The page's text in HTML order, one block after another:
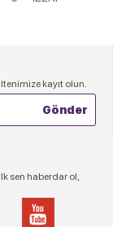
kayıt olun.
sen haberdar ol,